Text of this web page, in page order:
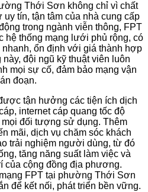
Thới Sơn không chỉ vì chất
tín, tận tâm của nhà cung cấp
trong ngành viễn thông, FPT
hệ thống mạng lưới phủ rộng, có
ổn định với giá thành hợp
đội ngũ kỹ thuật viên luôn
mọi sự cố, đảm bảo mạng vận
đoạn.
tận hưởng các tiện ích dịch
internet cáp quang tốc độ
đối tượng sử dụng. Thêm
mãi, dịch vụ chăm sóc khách
trải nghiệm người dùng, từ đó
tăng năng suất làm việc và
của cộng đồng địa phương.
FPT tại phường Thới Sơn
để kết nối, phát triển bền vững.